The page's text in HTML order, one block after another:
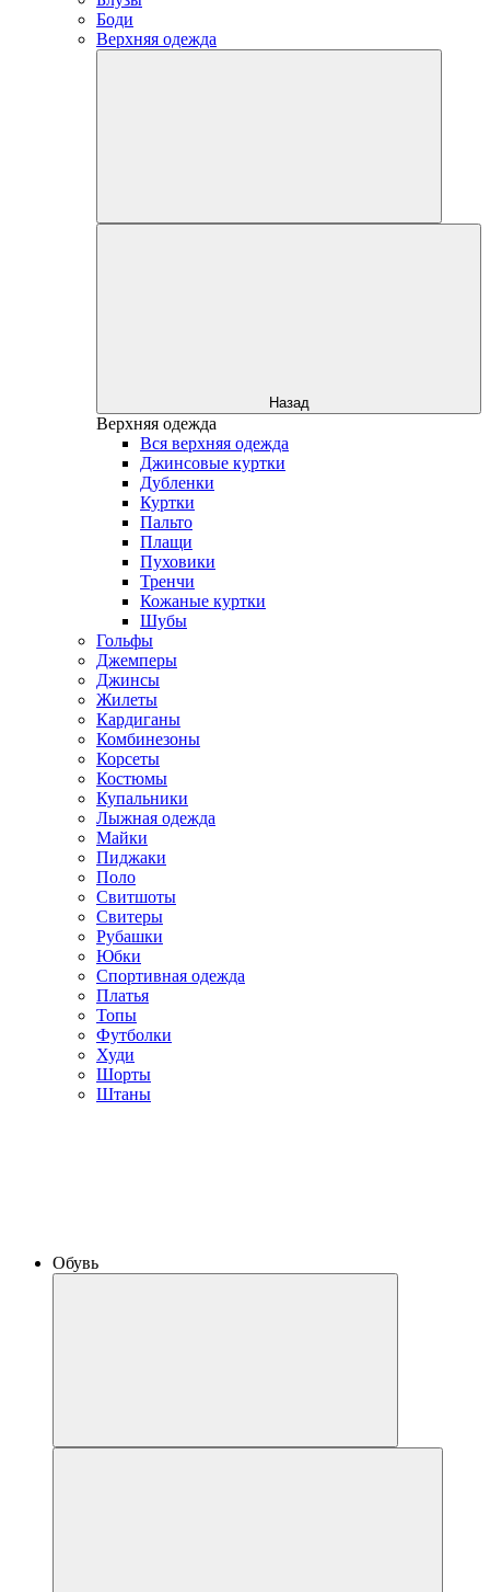
Боди
Верхняя одежда
Назад
Верхняя одежда
Вся верхняя одежда
Джинсовые куртки
Дубленки
Куртки
Пальто
Плащи
Пуховики
Тренчи
Кожаные куртки
Шубы
Гольфы
Джемперы
Джинсы
Жилеты
Кардиганы
Комбинезоны
Корсеты
Костюмы
Купальники
Лыжная одежда
Майки
Пиджаки
Поло
Свитшоты
Свитеры
Рубашки
Юбки
Спортивная одежда
Платья
Топы
Футболки
Худи
Шорты
Штаны
Обувь